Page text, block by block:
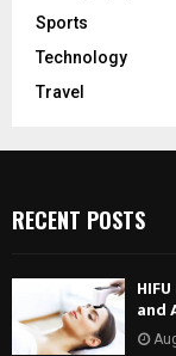
Sports
Technology
Travel
RECENT POSTS
and